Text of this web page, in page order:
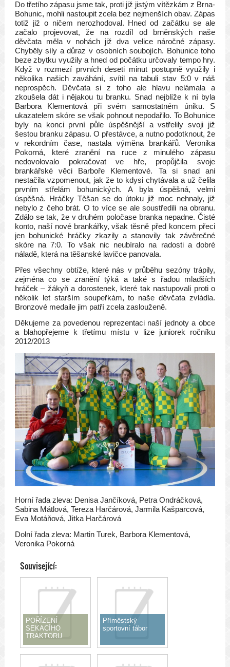
Do třetího zápasu jsme tak, proti již jistým vítězkám z Brna-
Bohunic, mohli nastoupit zcela bez nejmenších obav. Zápas
totiž již o ničem nerozhodoval. Hned od začátku se ale
začalo projevovat, že na rozdíl od brněnských naše
děvčata měla v nohách již dva velice náročné zápasy.
Chyběly síly a důraz v osobních soubojích. Bohunice toho
beze zbytku využily a hned od počátku určovaly tempo hry.
Když v rozmezí prvních deseti minut postupně využily i
několika našich zaváhání, svítil na tabuli stav 5:0 v náš
neprospěch. Děvčata si z toho ale hlavu nelámala a
zkoušela dát i nějakou tu branku. Snad nejblíže k ní byla
Barbora Klementová při svém samostatném úniku. S
ukazatelem skóre se však pohnout nepodařilo. To Bohunice
byly na konci první půle úspěšnější a vstřelily svoji již
šestou branku zápasu. O přestávce, a nutno podotknout, že
v rekordním čase, nastala výměna brankářů. Veronika
Pokorná, které zranění na ruce z minulého zápasu
nedovolovalo pokračovat ve hře, propůjčila svoje
brankářské věci Barboře Klementové. Ta si snad ani
nestačila vzpomenout, jak že to kdysi chytávala a už čelila
prvním střelám bohunických. A byla úspěšná, velmi
úspěšná. Hráčky Těšan se do útoku již moc nehnaly, již
nebylo z čeho brát. O to více se ale soustředili na obranu.
Zdálo se tak, že v druhém poločase branka nepadne. Čisté
konto, naší nové brankářky, však těsně před koncem přeci
jen bohunické hráčky zkazily a stanovily tak závěrečné
skóre na 7:0. To však nic neubíralo na radosti a dobré
náladě, která na těšanské lavičce panovala.
Přes všechny obtíže, které nás v průběhu sezóny trápily,
zejména co se zranění týká a také s řadou mladších
hráček – žákyň a dorostenek, které tak nastupovali proti o
několik let starším soupeřkám, to naše děvčata zvládla.
Bronzové medaile jim patří zcela zaslouženě.
Děkujeme za povedenou reprezentaci naší jednoty a obce
a blahopřejeme k třetímu místu v lize juniorek ročníku
2012/2013
Horní řada zleva: Denisa Jančíková, Petra Ondráčková,
Sabina Mátlová, Tereza Harčárová, Jarmila Kašparcová,
Eva Motáňová, Jitka Harčárová
Dolní řada zleva: Martin Turek, Barbora Klementová,
Veronika Pokorná
Související:
POŘÍZENÍ
SEKACÍHO
TRAKTORU
Příměstský
sportovní tábor